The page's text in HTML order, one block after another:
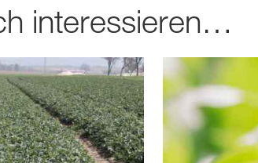
interessieren…